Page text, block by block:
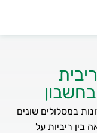
במסלולים שונים
בין ריביות על